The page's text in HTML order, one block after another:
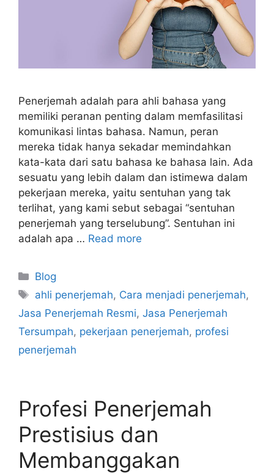
Penerjemah adalah para ahli bahasa yang
memiliki peranan penting dalam memfasilitasi
komunikasi lintas bahasa. Namun, peran
mereka tidak hanya sekadar memindahkan
kata-kata dari satu bahasa ke bahasa lain. Ada
sesuatu yang lebih dalam dan istimewa dalam
pekerjaan mereka, yaitu sentuhan yang tak
terlihat, yang kami sebut sebagai “sentuhan
penerjemah yang terselubung”. Sentuhan ini
adalah apa … Read more
Categories
Blog
Tags
ahli penerjemah, Cara menjadi penerjemah,
Jasa Penerjemah Resmi, Jasa Penerjemah
Tersumpah, pekerjaan penerjemah, profesi
penerjemah
Profesi Penerjemah
Prestisius dan
Membanggakan